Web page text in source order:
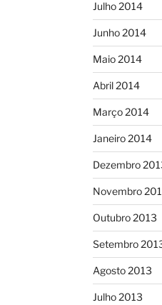
Julho 2014
Junho 2014
Maio 2014
Abril 2014
Março 2014
Janeiro 2014
Dezembro
Novembro
Outubro 2013
Setembro
Agosto 2013
Julho 2013